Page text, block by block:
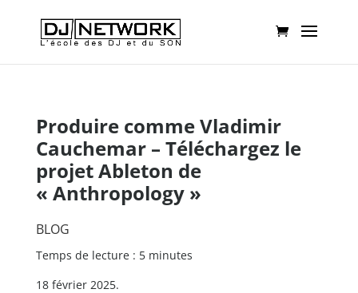
Produire comme Vladimir
Cauchemar – Téléchargez le
projet Ableton de
« Anthropology »
BLOG
Temps de lecture : 5 minutes
18 février 2025.